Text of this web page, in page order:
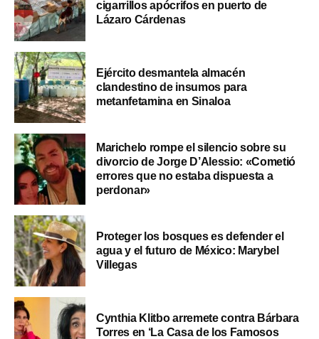
cigarrillos apócrifos en puerto de
Lázaro Cárdenas
Ejército desmantela almacén
clandestino de insumos para
metanfetamina en Sinaloa
Marichelo rompe el silencio sobre su
divorcio de Jorge D’Alessio: «Cometió
errores que no estaba dispuesta a
perdonar»
Proteger los bosques es defender el
agua y el futuro de México: Marybel
Villegas
Cynthia Klitbo arremete contra Bárbara
Torres en ‘La Casa de los Famosos